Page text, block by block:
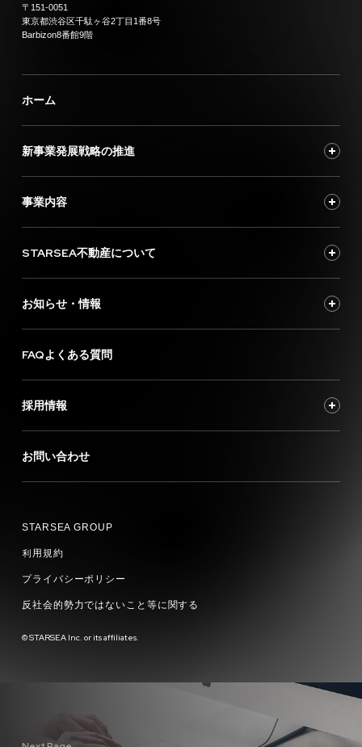
〒151-0051
東京都渋谷区千駄ヶ谷2丁目1番8号
Barbizon8番館9階
ホーム
新事業発展戦略の推進
事業内容
STARSEA不動産について
お知らせ・情報
FAQよくある質問
採用情報
お問い合わせ
STARSEA GROUP
利用規約
プライバシーポリシー
反社会的勢力ではないこと等に関する
© STARSEA Inc. or its affiliates.